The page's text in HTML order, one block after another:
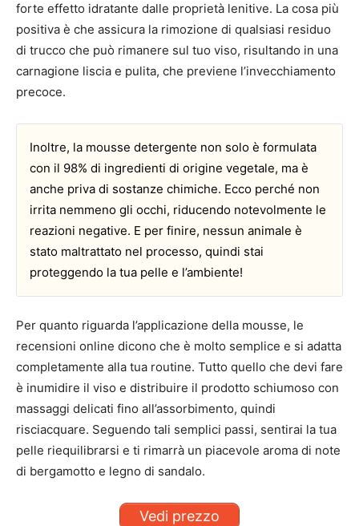
forte effetto idratante dalle proprietà lenitive. La cosa più
positiva è che assicura la rimozione di qualsiasi residuo
di trucco che può rimanere sul tuo viso, risultando in una
carnagione liscia e pulita, che previene l’invecchiamento
precoce.
Inoltre, la mousse detergente non solo è formulata
con il 98% di ingredienti di origine vegetale, ma è
anche priva di sostanze chimiche. Ecco perché non
irrita nemmeno gli occhi, riducendo notevolmente le
reazioni negative. E per finire, nessun animale è
stato maltrattato nel processo, quindi stai
proteggendo la tua pelle e l’ambiente!
Per quanto riguarda l’applicazione della mousse, le
recensioni online dicono che è molto semplice e si adatta
completamente alla tua routine. Tutto quello che devi fare
è inumidire il viso e distribuire il prodotto schiumoso con
massaggi delicati fino all’assorbimento, quindi
risciacquare. Seguendo tali semplici passi, sentirai la tua
pelle riequilibrarsi e ti rimarrà un piacevole aroma di note
di bergamotto e legno di sandalo.
Vedi prezzo